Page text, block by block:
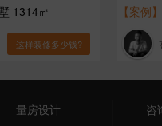
1314㎡
这样装修多少钱?
【案例】
量房设计 咨